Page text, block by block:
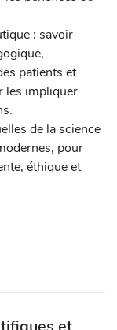
: savoir
patients et
les impliquer
de la science
pour
éthique et